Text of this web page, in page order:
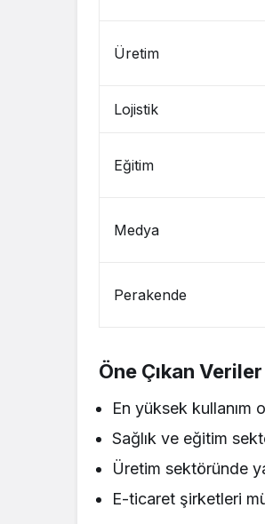
Üretim
Lojistik
Eğitim
Medya
Perakende
Öne Çıkan Veriler
En yüksek kullanım
Sağlık ve eğitim
Üretim sektöründe
E-ticaret şirketleri